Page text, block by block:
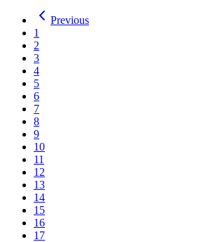
Previous
1
2
3
4
5
6
7
8
9
10
11
12
13
14
15
16
17